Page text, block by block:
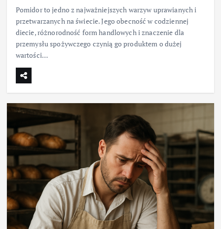
Pomidor to jedno z najważniejszych warzyw uprawianych i
przetwarzanych na świecie. Jego obecność w codziennej
diecie, różnorodność form handlowych i znaczenie dla
przemysłu spożywczego czynią go produktem o dużej
wartości…